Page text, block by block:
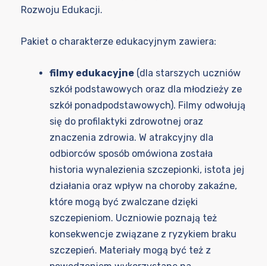
Rozwoju Edukacji.
Pakiet o charakterze edukacyjnym zawiera:
filmy edukacyjne (dla starszych uczniów
szkół podstawowych oraz dla młodzieży ze
szkół ponadpodstawowych). Filmy odwołują
się do profilaktyki zdrowotnej oraz
znaczenia zdrowia. W atrakcyjny dla
odbiorców sposób omówiona została
historia wynalezienia szczepionki, istota jej
działania oraz wpływ na choroby zakaźne,
które mogą być zwalczane dzięki
szczepieniom. Uczniowie poznają też
konsekwencje związane z ryzykiem braku
szczepień. Materiały mogą być też z